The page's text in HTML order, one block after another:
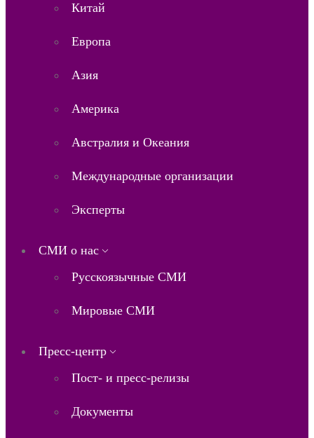
Китай
Европа
Азия
Америка
Австралия и Океания
Международные организации
Эксперты
СМИ о нас
Русскоязычные СМИ
Мировые СМИ
Пресс-центр
Пост- и пресс-релизы
Документы